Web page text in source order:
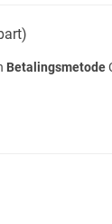
Betalingsmetode